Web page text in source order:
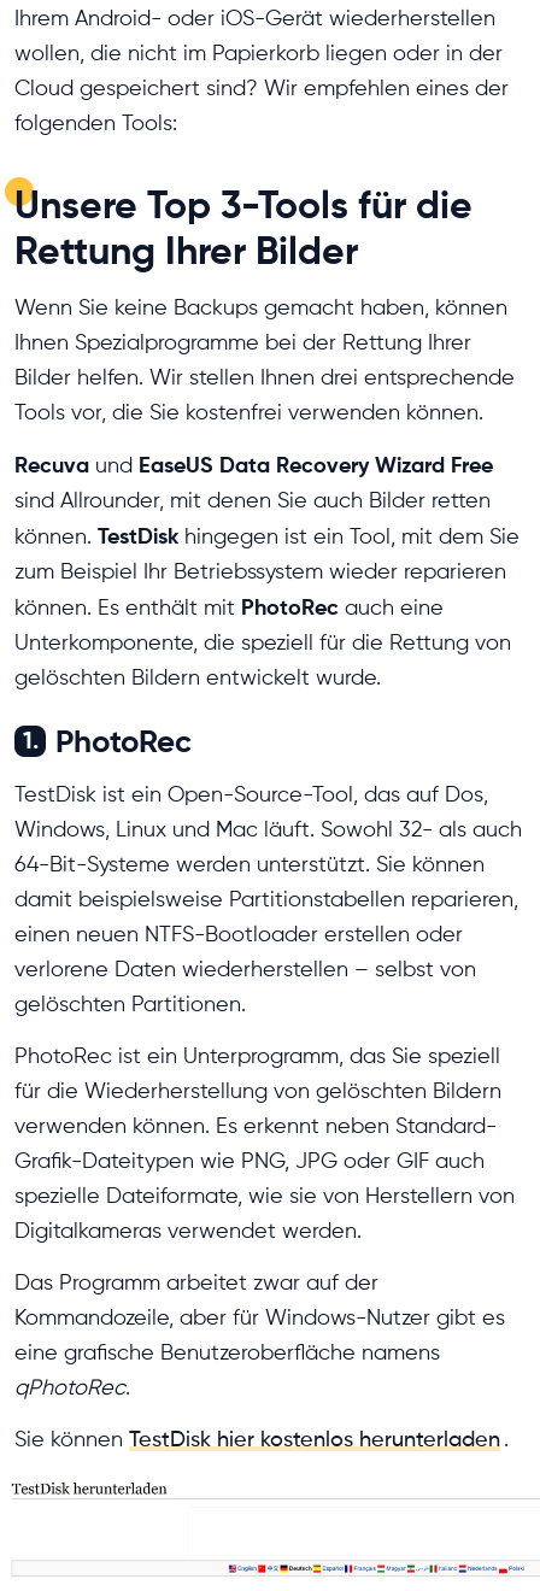
Ihrem Android- oder iOS-Gerät wiederherstellen
wollen, die nicht im Papierkorb liegen oder in der
Cloud gespeichert sind? Wir empfehlen eines der
folgenden Tools:
Unsere Top 3-Tools für die
Rettung Ihrer Bilder
Wenn Sie keine Backups gemacht haben, können
Ihnen Spezialprogramme bei der Rettung Ihrer
Bilder helfen. Wir stellen Ihnen drei entsprechende
Tools vor, die Sie kostenfrei verwenden können.
Recuva und EaseUS Data Recovery Wizard Free
sind Allrounder, mit denen Sie auch Bilder retten
können. TestDisk hingegen ist ein Tool, mit dem Sie
zum Beispiel Ihr Betriebssystem wieder reparieren
können. Es enthält mit PhotoRec auch eine
Unterkomponente, die speziell für die Rettung von
gelöschten Bildern entwickelt wurde.
1. PhotoRec
TestDisk ist ein Open-Source-Tool, das auf Dos,
Windows, Linux und Mac läuft. Sowohl 32- als auch
64-Bit-Systeme werden unterstützt. Sie können
damit beispielsweise Partitionstabellen reparieren,
einen neuen NTFS-Bootloader erstellen oder
verlorene Daten wiederherstellen – selbst von
gelöschten Partitionen.
PhotoRec ist ein Unterprogramm, das Sie speziell
für die Wiederherstellung von gelöschten Bildern
verwenden können. Es erkennt neben Standard-
Grafik-Dateitypen wie PNG, JPG oder GIF auch
spezielle Dateiformate, wie sie von Herstellern von
Digitalkameras verwendet werden.
Das Programm arbeitet zwar auf der
Kommandozeile, aber für Windows-Nutzer gibt es
eine grafische Benutzeroberfläche namens
qPhotoRec.
Sie können TestDisk hier kostenlos herunterladen .